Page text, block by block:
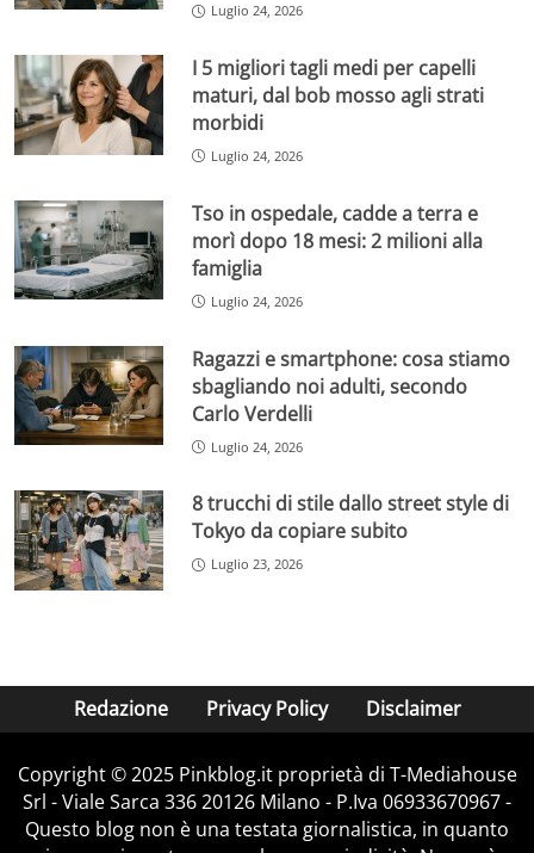
Luglio 24, 2026
I 5 migliori tagli medi per capelli
maturi, dal bob mosso agli strati
morbidi
Luglio 24, 2026
Tso in ospedale, cadde a terra e
morì dopo 18 mesi: 2 milioni alla
famiglia
Luglio 24, 2026
Ragazzi e smartphone: cosa stiamo
sbagliando noi adulti, secondo
Carlo Verdelli
Luglio 24, 2026
8 trucchi di stile dallo street style di
Tokyo da copiare subito
Luglio 23, 2026
Redazione Privacy Policy Disclaimer
Copyright © 2025 Pinkblog.it proprietà di T-Mediahouse
Srl - Viale Sarca 336 20126 Milano - P.Iva 06933670967 -
Questo blog non è una testata giornalistica, in quanto